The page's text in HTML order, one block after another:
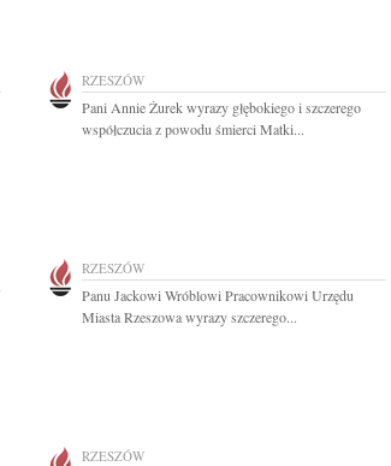
RZESZÓW
Pani Annie Żurek wyrazy głębokiego i szczerego
współczucia z powodu śmierci Matki...
RZESZÓW
Panu Jackowi Wróblowi Pracownikowi Urzędu
Miasta Rzeszowa wyrazy szczerego...
RZESZÓW